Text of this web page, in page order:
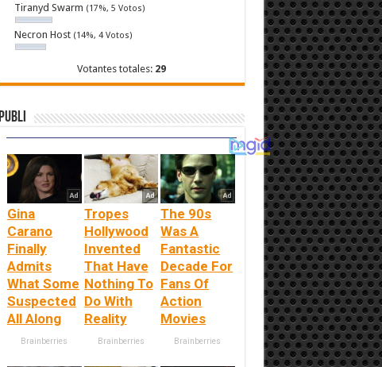
Tiranyd Swarm (17%, 5 Votos)
Necron Host (14%, 4 Votos)
Votantes totales: 29
Publi
Gina
Carano
Finally
Admits
What Some
Suspected
All Along
Brainberries
Tropes
Hollywood
Invented
That Have
Nothing To
Do With
Reality
Brainberries
The 90s
Was A
Fantastic
Decade For
Fans Of
Action
Movies
Brainberries